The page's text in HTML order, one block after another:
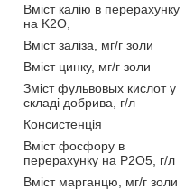
Вміст калію в перерахунку
на K2O,
Вміст заліза, мг/г золи
Вміст цинку, мг/г золи
Зміст фульвовых кислот у
складі добрива, г/л
Консистенція
Вміст фосфору в
перерахунку на P2O5, г/л
Вміст марганцю, мг/г золи